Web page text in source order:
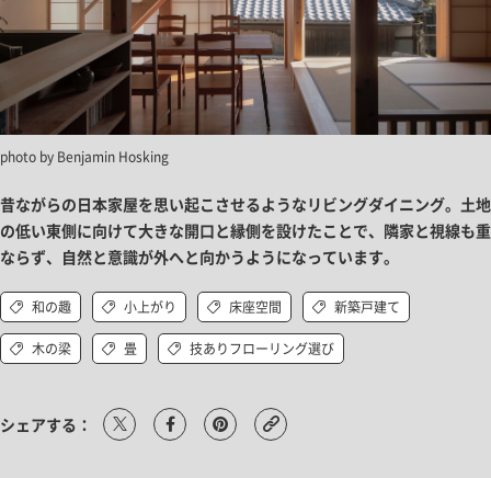
photo by Benjamin Hosking
昔ながらの日本家屋を思い起こさせるようなリビングダイニング。土地
の​低い​東側に​向けて​大きな​開口と​縁側を​設けたことで、隣家と視線も重
ならず、自然と意識が外へと向かうようになっています。
和の趣 小上がり 床座空間 新築戸建て
木の梁 畳 技ありフローリング選び
シェアする：